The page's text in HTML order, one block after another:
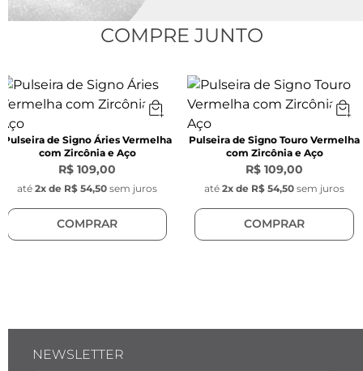
1,1 mm
Pingente Pedra Zircônia Azul:
Largura: 9,5 mm x 5 mm
Material: Pedra Natural
COMPRE JUNTO
Pulseira de Signo Áries Vermelha
com Zircônia e Aço
R$ 109,00
até 2x de R$ 54,50 sem juros
COMPRAR
Pulseira de Signo Touro Vermelha
com Zircônia e Aço
R$ 109,00
até 2x de R$ 54,50 sem juros
COMPRAR
NEWSLETTER